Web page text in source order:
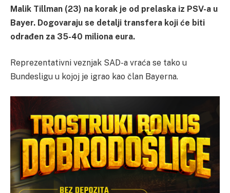
Malik Tillman (23) na korak je od prelaska iz PSV-a u
Bayer. Dogovaraju se detalji transfera koji će biti
odrađen za 35-40 miliona eura.
Reprezentativni veznjak SAD-a vraća se tako u
Bundesligu u kojoj je igrao kao član Bayerna.